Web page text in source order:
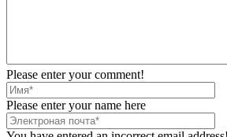
Please enter your comment!
Please enter your name here